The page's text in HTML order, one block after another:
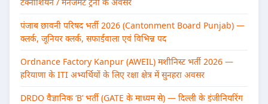
पंजाब छावनी परिषद भर्ती 2026 (Cantonment Board Punjab) —
क्लर्क, जूनियर क्लर्क, सफाईवाला एवं विभिन्न पद
Ordnance Factory Kanpur (AWEIL) मशीनिस्ट भर्ती 2026 —
हरियाणा के ITI अभ्यर्थियों के लिए रक्षा क्षेत्र में सुनहरा अवसर
DRDO वैज्ञानिक ‘B’ भर्ती (GATE के माध्यम से) — दिल्ली के इंजीनियरिंग